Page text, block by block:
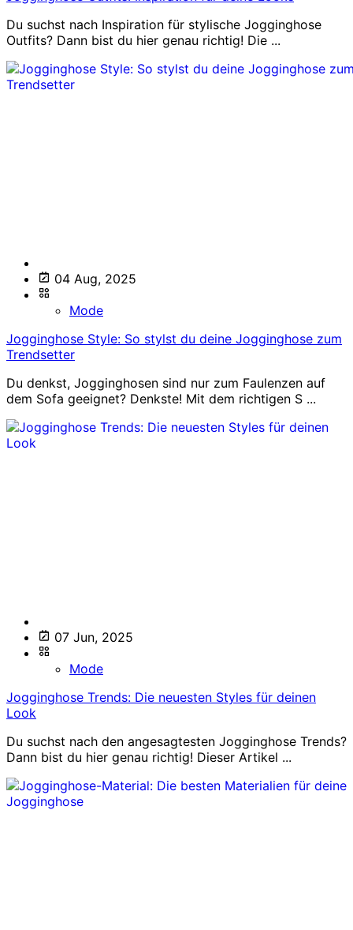
Du suchst nach Inspiration für stylische Jogginghose
Outfits? Dann bist du hier genau richtig! Die ...
04 Aug, 2025
Mode
Jogginghose Style: So stylst du deine Jogginghose zum
Trendsetter
Du denkst, Jogginghosen sind nur zum Faulenzen auf
dem Sofa geeignet? Denkste! Mit dem richtigen S ...
07 Jun, 2025
Mode
Jogginghose Trends: Die neuesten Styles für deinen
Look
Du suchst nach den angesagtesten Jogginghose Trends?
Dann bist du hier genau richtig! Dieser Artikel ...